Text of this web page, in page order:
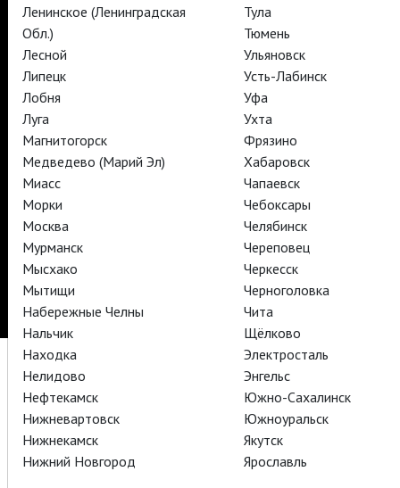
TheatreHD
TheatreHD Опера
TheatreHD Балет в кино
АРТ-ЛЕКТОРИЙ В КИНО
TheatreHD
Поддержать
Стать волонтёром
Как организовать показ в вашем городе
Контакты
18+
Ленинское (Ленинградская
Обл.)
Лесной
Липецк
Лобня
Луга
Магнитогорск
Медведево (Марий Эл)
Миасс
Морки
Москва
Мурманск
Мысхако
Мытищи
Набережные Челны
Нальчик
Находка
Нелидово
Нефтекамск
Нижневартовск
Нижнекамск
Нижний Новгород
Тула
Тюмень
Ульяновск
Усть-Лабинск
Уфа
Ухта
Фрязино
Хабаровск
Чапаевск
Чебоксары
Челябинск
Череповец
Черкесск
Черноголовка
Чита
Щёлково
Электросталь
Энгельс
Южно-Сахалинск
Южноуральск
Якутск
Ярославль